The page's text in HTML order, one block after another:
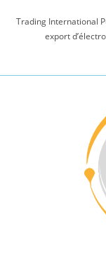
Trading International
export